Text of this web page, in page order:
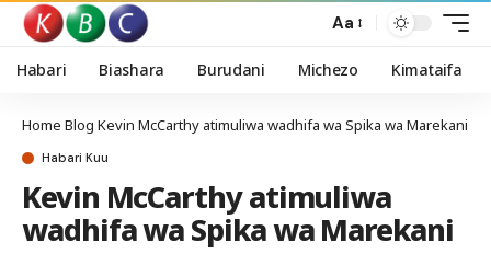
Aa
Habari Biashara Burudani Michezo Kimataifa
Home Blog Kevin McCarthy atimuliwa wadhifa wa Spika wa Marekani
Habari Kuu
Kevin McCarthy atimuliwa
wadhifa wa Spika wa Marekani